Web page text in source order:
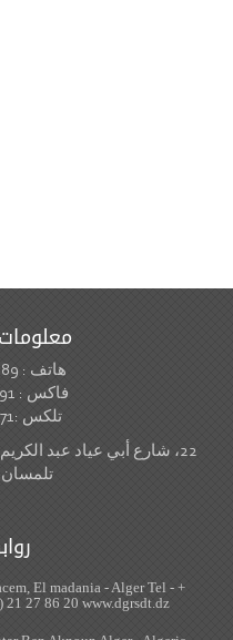
هاتف : 043.41.11.89
فاكس : 043.41.11.91
تلكس :1871-18034
El madania - Alger Tel - +
27 86 20 www.dgrsdt.dz